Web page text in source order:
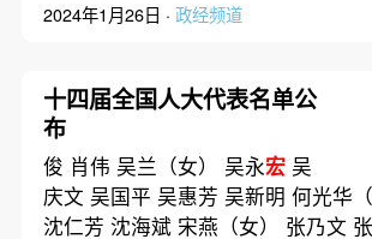
2024年1月26日 · 政经频道
十四届全国人大代表名单公
布
俊 肖伟 吴兰（女） 吴永宏吴
庆文 吴国平 吴惠芳 吴新明 何光华
沈仁芳 沈海斌 宋燕（女） 张乃文